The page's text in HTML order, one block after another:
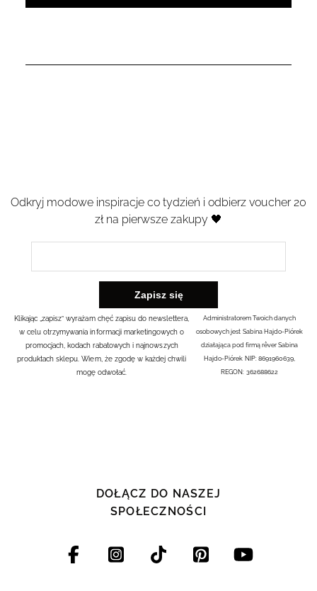
Odkryj modowe inspiracje co tydzień i odbierz voucher 20
zł na pierwsze zakupy 🖤
Klikając „zapisz” wyrażam chęć zapisu do newslettera,
w celu otrzymywania informacji marketingowych o
promocjach, kodach rabatowych i najnowszych
produktach sklepu. Wiem, że zgodę w każdej chwili
mogę odwołać.
Administratorem Twoich danych
osobowych jest Sabina Hajdo-Piórek
działająca pod firmą rêver Sabina
Hajdo-Piórek NIP: 8691960639,
REGON: 362688622
DOŁĄCZ DO NASZEJ
SPOŁECZNOŚCI